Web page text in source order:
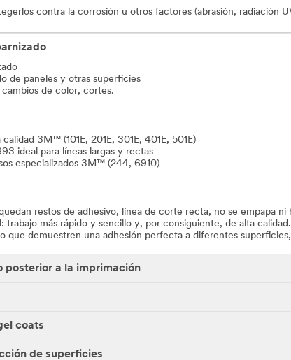
contra la corrosión u otros factores (abrasión, radiación
de paneles y otras superficies
cambios de color, cortes.
3M™ (101E, 201E, 301E, 401E, 501E)
ideal para líneas largas y rectas
especializados 3M™ (244, 6910)
restos de adhesivo, línea de corte recta, no se empapa
trabajo más rápido y sencillo y, por consiguiente, de alta calidad.
que demuestren una adhesión perfecta a diferentes
posterior a la imprimación
coats
de superficies